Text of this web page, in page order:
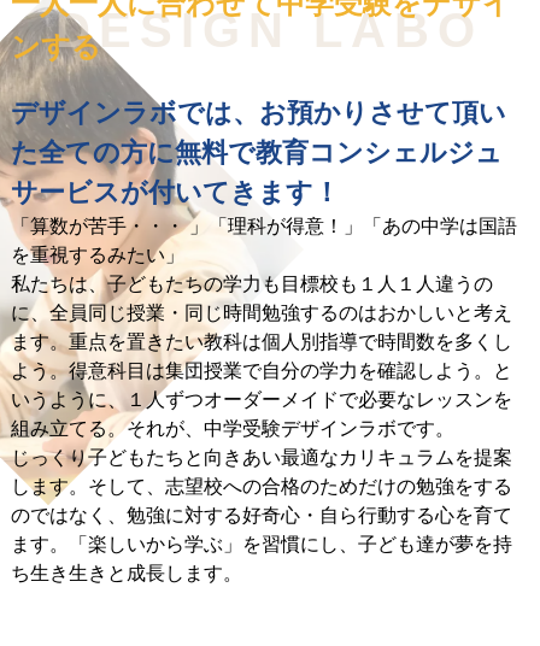
DESIGN LABO
ンする
デザインラボでは、お預かりさせて頂い
た全ての方に無料で教育コンシェルジュ
サービスが付いてきます！
「算数が苦手・・・ 」「理科が得意！」「あの中学は国語
を重視するみたい」
私たちは、子どもたちの学力も目標校も１人１人違うの
に、全員同じ授業・同じ時間勉強するのはおかしいと考え
ます。重点を置きたい教科は個人別指導で時間数を多くし
よう。得意科目は集団授業で自分の学力を確認しよう。と
いうように、１人ずつオーダーメイドで必要なレッスンを
組み立てる。それが、中学受験デザインラボです。
じっくり子どもたちと向きあい最適なカリキュラムを提案
します。そして、志望校への合格のためだけの勉強をする
のではなく、勉強に対する好奇心・自ら行動する心を育て
ます。「楽しいから学ぶ」を習慣にし、子ども達が夢を持
ち生き生きと成長します。